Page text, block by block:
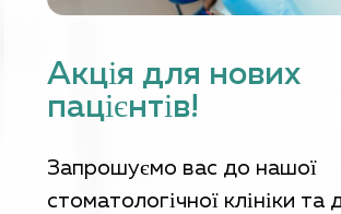
Акція для нових
пацієнтів!
Запрошуємо вас до нашої
стоматологічної клініки та